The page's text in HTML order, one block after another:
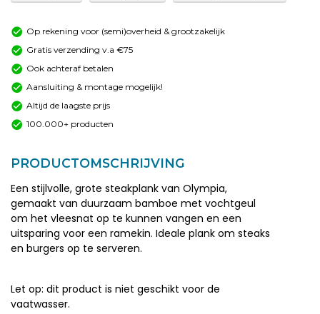
Op rekening voor (semi)overheid & grootzakelijk
Gratis verzending v.a €75
Ook achteraf betalen
Aansluiting & montage mogelijk!
Altijd de laagste prijs
100.000+ producten
PRODUCTOMSCHRIJVING
Een stijlvolle, grote steakplank van Olympia,
gemaakt van duurzaam bamboe met vochtgeul
om het vleesnat op te kunnen vangen en een
uitsparing voor een ramekin. Ideale plank om steaks
en burgers op te serveren.
Let op: dit product is niet geschikt voor de
vaatwasser.